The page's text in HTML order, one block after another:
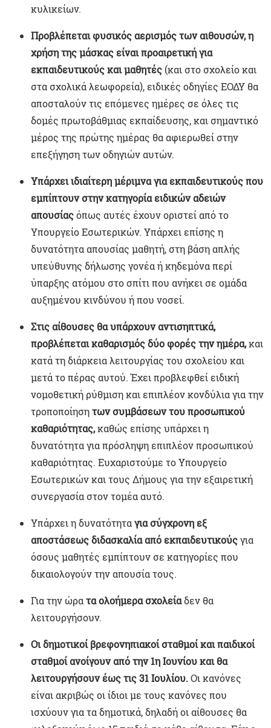
κυλικείων.
Προβλέπεται φυσικός αερισμός των αιθουσών, η
χρήση της μάσκας είναι προαιρετική για
εκπαιδευτικούς και μαθητές (και στο σχολείο και
στα σχολικά λεωφορεία), ειδικές οδηγίες ΕΟΔΥ θα
αποσταλούν τις επόμενες ημέρες σε όλες τις
δομές πρωτοβάθμιας εκπαίδευσης, και σημαντικό
μέρος της πρώτης ημέρας θα αφιερωθεί στην
επεξήγηση των οδηγιών αυτών.
Υπάρχει ιδιαίτερη μέριμνα για εκπαιδευτικούς που
εμπίπτουν στην κατηγορία ειδικών αδειών
απουσίαςόπως αυτές έχουν οριστεί από το
Υπουργείο Εσωτερικών. Υπάρχει επίσης η
δυνατότητα απουσίας μαθητή, στη βάση απλής
υπεύθυνης δήλωσης γονέα ή κηδεμόνα περί
ύπαρξης ατόμου στο σπίτι που ανήκει σε ομάδα
αυξημένου κινδύνου ή που νοσεί.
Στις αίθουσες θα υπάρχουν αντισηπτικά,
προβλέπεται καθαρισμός δύο φορές την ημέρα,και
κατά τη διάρκεια λειτουργίας του σχολείου και
μετά το πέρας αυτού. Έχει προβλεφθεί ειδική
νομοθετική ρύθμιση και επιπλέον κονδύλια για την
τροποποίησητων συμβάσεων του προσωπικού
καθαριότητας,καθώς επίσης υπάρχει η
δυνατότητα για πρόσληψη επιπλέον προσωπικού
καθαριότητας. Ευχαριστούμε το Υπουργείο
Εσωτερικών και τους Δήμους για την εξαιρετική
συνεργασία στον τομέα αυτό.
Υπάρχει η δυνατότηταγια σύγχρονη εξ
αποστάσεως διδασκαλία από εκπαιδευτικούςγια
όσους μαθητές εμπίπτουν σε κατηγορίες που
δικαιολογούν την απουσία τους.
Για την ώρατα ολοήμερα σχολείαδεν θα
λειτουργήσουν.
Οι δημοτικοί βρεφονηπιακοίσταθμοί και παιδικοί
σταθμοί ανοίγουν από την 1η Ιουνίου και θα
λειτουργήσουν έως τις 31 Ιουλίου.Οι κανόνες
είναι ακριβώς οι ίδιοι με τους κανόνες που
ισχύουν για τα δημοτικά, δηλαδή οι αίθουσες θα